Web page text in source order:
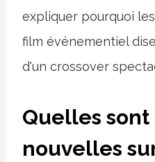
expliquer pourquoi
film événementiel
d'un crossover
Quelles
nouvelles